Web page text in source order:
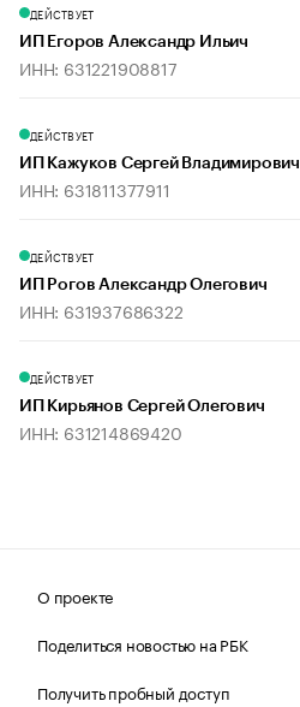
ДЕЙСТВУЕТ
ИП Егоров Александр Ильич
ИНН: 631221908817
ДЕЙСТВУЕТ
ИП Кажуков Сергей Владимирович
ИНН: 631811377911
ДЕЙСТВУЕТ
ИП Рогов Александр Олегович
ИНН: 631937686322
ДЕЙСТВУЕТ
ИП Кирьянов Сергей Олегович
ИНН: 631214869420
О проекте
Поделиться новостью на РБК
Получить пробный доступ